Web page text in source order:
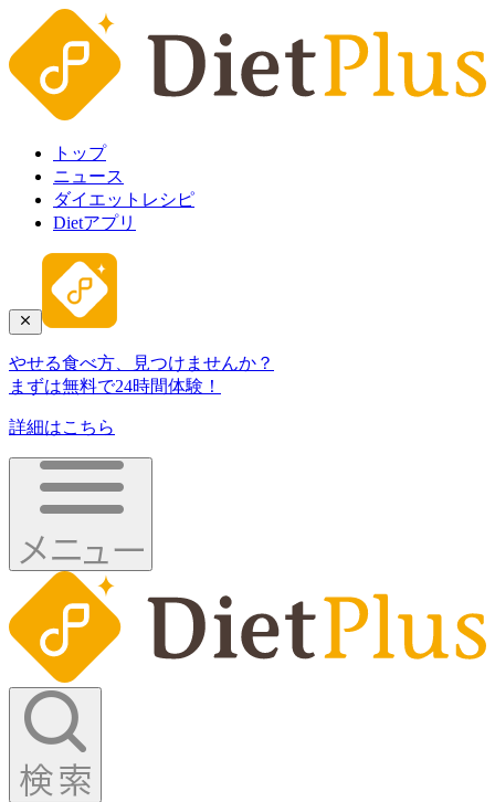
トップ
ニュース
ダイエットレシピ
Dietアプリ
やせる食べ方、見つけませんか？
まずは無料で24時間体験！
詳細はこちら